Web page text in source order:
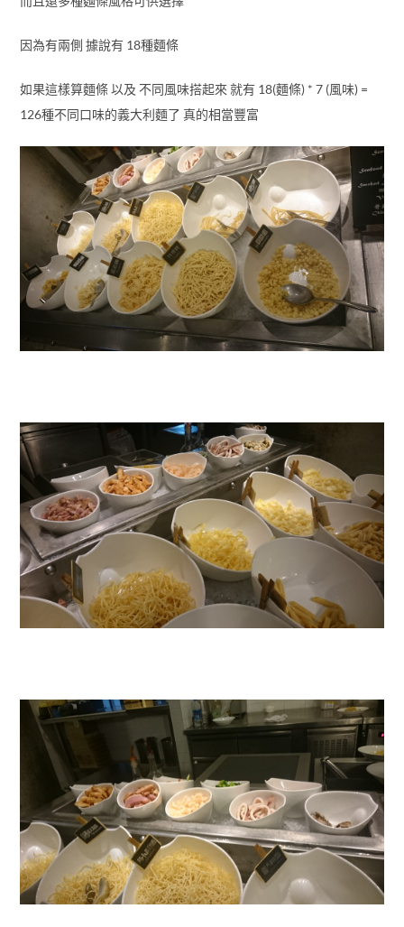
因為有兩側 據說有 18種麵條
如果這樣算麵條 以及 不同風味搭起來 就有 18(麵條) * 7 (風味) =
126種不同口味的義大利麵了 真的相當豐富